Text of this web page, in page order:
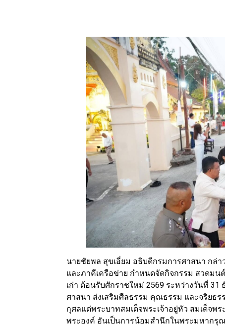
นายชัยพล สุขเอี่ยม อธิบดีกรมการศาสนา กล่
และภาคีเครือข่าย กำหนดจัดกิจกรรม สวดมน
เก่า ต้อนรับศักราชใหม่ 2569 ระหว่างวันที่
ศาสนา ส่งเสริมศีลธรรม คุณธรรม และจริยธ
กุศลแด่พระบาทสมเด็จพระเจ้าอยู่หัว สมเด็จพ
พระองค์ อันเป็นการน้อมสำนึกในพระมหาก